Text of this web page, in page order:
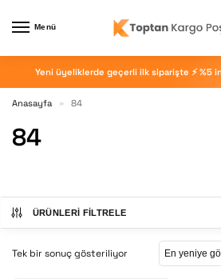
Menü
Yeni üyeliklerde geçerli ilk siparişte ⚡ %5
Anasayfa » 84
84
ÜRÜNLERI FILTRELE
Tek bir sonuç gösteriliyor